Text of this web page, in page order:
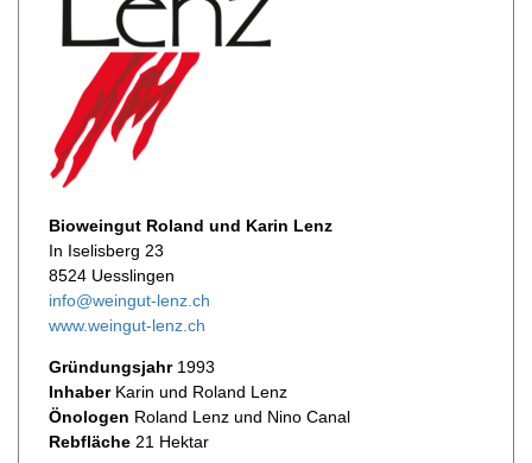
Bioweingut Roland und Karin Lenz
In Iselisberg 23
8524 Uesslingen
info@weingut-lenz.ch
www.weingut-lenz.ch
Gründungsjahr 1993
Inhaber Karin und Roland Lenz
Önologen Roland Lenz und Nino Canal
Rebfläche 21 Hektar